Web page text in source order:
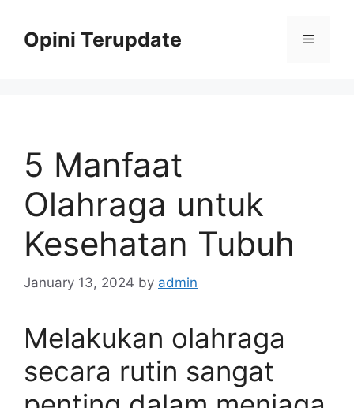
contentOpini Terupdate Menu
5 Manfaat
Olahraga untuk
Kesehatan Tubuh
January 13, 2024 by admin
Melakukan olahraga
secara rutin sangat